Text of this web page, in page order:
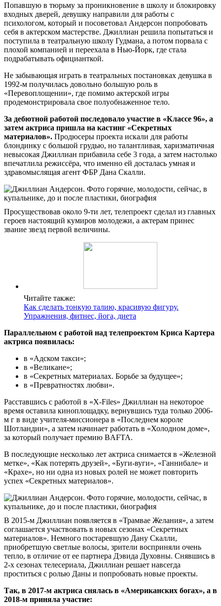
Попавшую в тюрьму за проникновение в школу и блокировку
входных дверей, девушку направили для работы с
психологом, который и посоветовал Андерсон попробовать
себя в актерском мастерстве. Джиллиан решила попытаться и
поступила в театральную школу Гудмана, а потом порвала с
плохой компанией и переехала в Нью-Йорк, где стала
подрабатывать официанткой.
Не забывающая играть в театральных постановках девушка в
1992-м получилась довольно большую роль в
«Перевоплощении», где помимо актерской игры
продемонстрировала свое полуобнаженное тело.
За дебютной работой последовало участие в «Классе 96», а
затем актриса пришла на кастинг «Секретных
материалов». Продюсеры проекта искали для работы
блондинку с большой грудью, но талантливая, харизматичная
невысокая Джиллиан прибавила себе 3 года, а затем настолько
впечатлила режиссёра, что именно ей досталась умная и
здравомыслящая агент ФБР Дана Скалли.
Просуществовав около 9-ти лет, телепроект сделал из главных
героев настоящий кумиров молодежи, а актерам принес
звание звезд первой величины.
Читайте также:
Как сделать тонкую талию, красивую фигуру.
Упражнения, фитнес, йога, диета
Параллельном с работой над телепроектом Криса Картера
актриса появилась:
в «Адском такси»;
в «Великане»;
в «Секретных материалах. Борьбе за будущее»;
в «Превратностях любви».
Расставшись с работой в «X-Files» Джиллиан на некоторое
время оставила киноплощадку, вернувшись туда только 2006-
м г в виде учителя-миссионера в «Последнем короле
Шотландии», а затем начинает работать в «Холодном доме»,
за который получает премию BAFTA.
В последующие несколько лет актриса снимается в «Железной
метке», «Как потерять друзей», «Буги-вуги», «Ганнибале» и
«Крахе», но ни одна из новых ролей не может повторить
успех «Секретных материалов».
В 2015-м Джиллиан появляется в «Трамвае Желания», а затем
соглашается участвовать в новых сезонах «Секретных
материалов». Немного постаревшую Дану Скалли,
приобретшую светлые волосы, зрители восприняли очень
тепло, в отличие от ее партнера Дэвида Духовны. Снявшись в
2-х сезонах телесериала, Джиллиан решает навсегда
проститься с ролью Даны и попробовать новые проекты.
Так, в 2017-м актриса снялась в «Американских богах», а в
2018-м приняла участие: